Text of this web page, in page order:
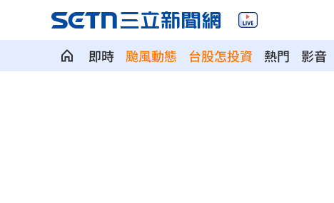
即時 颱風動態 台股怎投資 熱門 影音